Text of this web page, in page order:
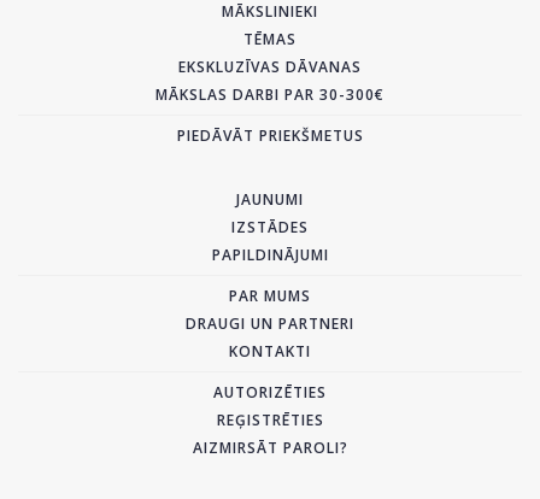
MĀKSLINIEKI
TĒMAS
EKSKLUZĪVAS DĀVANAS
MĀKSLAS DARBI PAR 30-300€
PIEDĀVĀT PRIEKŠMETUS
JAUNUMI
IZSTĀDES
PAPILDINĀJUMI
PAR MUMS
DRAUGI UN PARTNERI
KONTAKTI
AUTORIZĒTIES
REĢISTRĒTIES
AIZMIRSĀT PAROLI?